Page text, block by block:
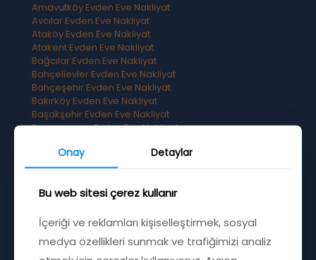
Arnavutköy Evden Eve Nakliyat
Avcılar Evden Eve Nakliyat
Ataköy Evden Eve Nakliyat
Atakent Evden Eve Nakliyat
Bağcılar Evden Eve Nakliyat
Bahçelievler Evden Eve Nakliyat
Bahçeşehir Evden Eve Nakliyat
Bakırköy Evden Eve Nakliyat
Başakşehir Evden Eve Nakliyat
Bayrampaşa Evden Eve Nakliyat
Beylikdüzü Evden Eve Nakliyat
Beyoğlu Evden Eve Nakliyat
Büyükçekmece Evden Eve Nakliyat
Onay Detaylar
Bu web sitesi çerez kullanır
İçeriği ve reklamları kişiselleştirmek, sosyal
medya özellikleri sunmak ve trafiğimizi analiz